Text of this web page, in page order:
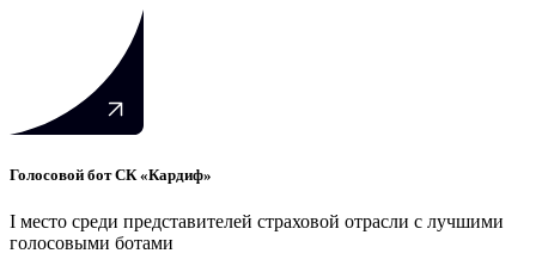
Голосовой бот СК «Кардиф»
I место среди представителей страховой отрасли с лучшими
голосовыми ботами